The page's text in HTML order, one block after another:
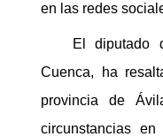
en las redes
El diputado
Cuenca, ha
provincia de
circunstancias